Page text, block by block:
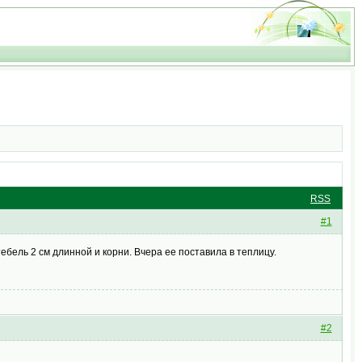
RSS
#1
2 см длинной и корни. Вчера ее поставила в теплицу.
#2